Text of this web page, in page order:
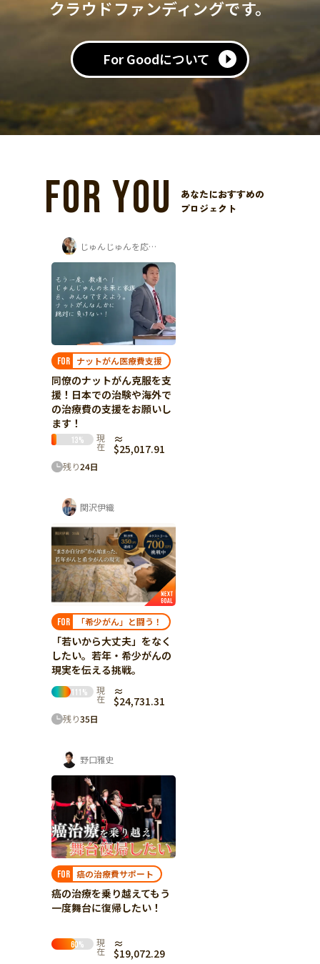
クラウドファンディングです。
For Goodについて
FOR YOU
あなたにおすすめの
プロジェクト
じゅんじゅんを応援する会
FOR ナットがん医療費支援
同僚のナットがん克服を支
援！日本での治験や海外で
の治療費の支援をお願いし
ます！
13 % 現
在
≈
$25,017.91
残り24日
関沢伊織
FOR 「希少がん」と闘う！
「若いから大丈夫」をなく
したい。若年・希少がんの
現実を伝える挑戦。
111 % 現
在
≈
$24,731.31
残り35日
野口雅史
FOR 癌の治療費サポート
癌の治療を乗り越えてもう
一度舞台に復帰したい！
60 % 現
在
≈
$19,072.29